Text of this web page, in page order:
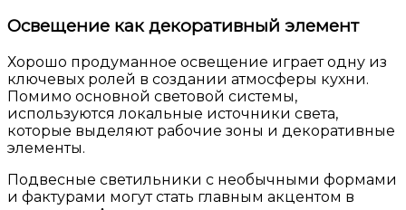
Освещение как декоративный элемент
Хорошо продуманное освещение играет одну из
ключевых ролей в создании атмосферы кухни.
Помимо основной световой системы,
используются локальные источники света,
которые выделяют рабочие зоны и декоративные
элементы.
Подвесные светильники с необычными формами
и фактурами могут стать главным акцентом в